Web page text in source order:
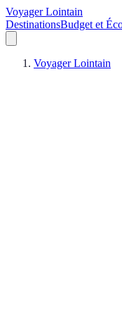
Voyager Lointain
DestinationsBudget et
Voyager Lointain